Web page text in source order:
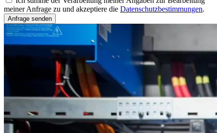
meiner Anfrage zu und akzeptiere die Datenschutzbestimmungen.
Anfrage senden